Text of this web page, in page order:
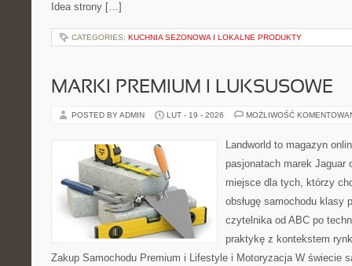
Idea strony […]
CATEGORIES: KUCHNIA SEZONOWA I LOKALNE PRODUKTY
MARKI PREMIUM I LUKSUSOWE
POSTED BY ADMIN LUT - 19 - 2026 MOŻLIWOŚĆ
Landworld to magazyn
pasjonatach marek Jaguar
miejsce dla tych, którzy
obsługę samochodu klasy
czytelnika od ABC po
praktykę z kontekstem
Zakup Samochodu Premium i Lifestyle i Motoryzacja W świecie